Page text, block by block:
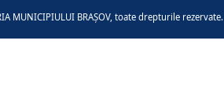
MUNICIPIULUI BRAȘOV, toate drepturile rezervate.